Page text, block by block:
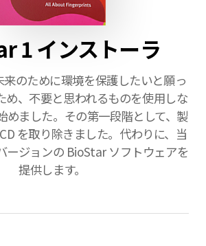
1 インストーラ
のために環境を保護したいと願っ
め、不要と思われるものを使用しな
めました。その第一段階として、製
を取り除きました。代わりに、当
ージョンの BioStar ソフトウェアを
提供します。